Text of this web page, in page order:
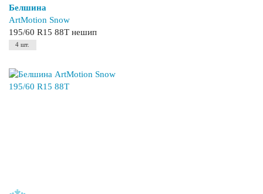
Белшина
ArtMotion Snow
195/60 R15 88T нешип
4 шт.